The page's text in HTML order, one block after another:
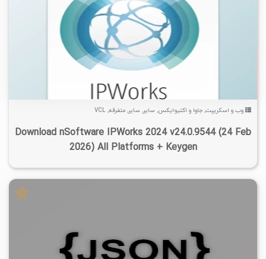
۲۰/۸K ۱۴۰۵/۰۱/۲۲
وب و اسکریپت, جاوا و اکتیوایکس, سایر, سایر, متفرقه,
VCL
Download nSoftware IPWorks 2024 v24.0.9544 (24 Feb
2026) All Platforms + Keygen